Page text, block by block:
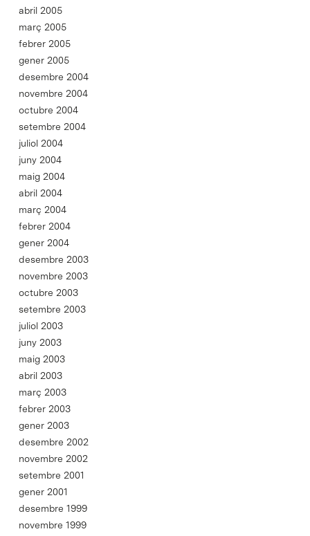
abril 2005
març 2005
febrer 2005
gener 2005
desembre 2004
novembre 2004
octubre 2004
setembre 2004
juliol 2004
juny 2004
maig 2004
abril 2004
març 2004
febrer 2004
gener 2004
desembre 2003
novembre 2003
octubre 2003
setembre 2003
juliol 2003
juny 2003
maig 2003
abril 2003
març 2003
febrer 2003
gener 2003
desembre 2002
novembre 2002
setembre 2001
gener 2001
desembre 1999
novembre 1999